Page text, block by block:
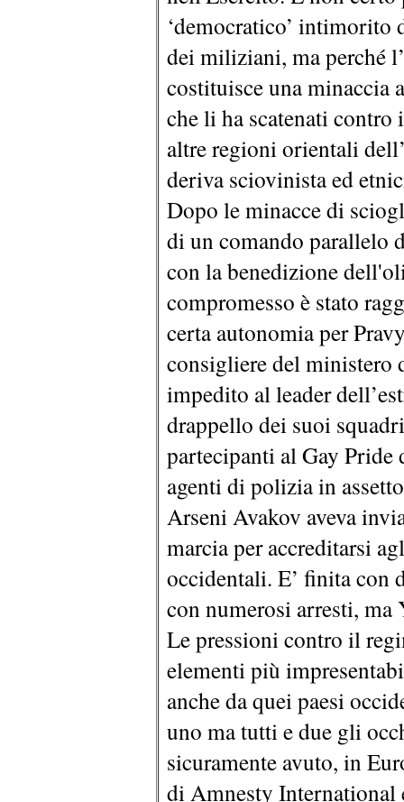
‘democratico’
dei miliziani, ma perché
costituisce una minaccia
che li ha scatenati
altre regioni orientali
deriva sciovinista ed
Dopo le minacce di
di un comando parallelo
con la benedizione
compromesso è stato
certa autonomia per
consigliere del ministero
impedito al leader
drappello dei suoi
partecipanti al Gay
agenti di polizia in
Arseni Avakov aveva
marcia per accreditarsi
occidentali. E’ finita con
con numerosi arresti, ma
Le pressioni contro il
elementi più
anche da quei paesi
uno ma tutti e due gli
sicuramente avuto, in
di Amnesty International